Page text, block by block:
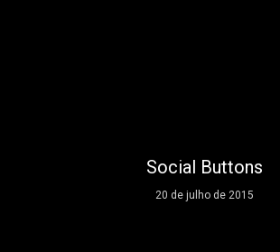
Social Buttons
20 de julho de 2015